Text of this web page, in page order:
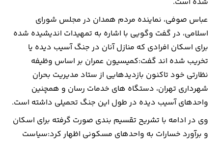
مسکن
اقتصاد
ایران
ارتباطات
خودرو
عمومی
عباس صوفی، نماینده مردم همدان در مجلس شورای
اسلامی، در گفت وگویی با اشاره به تمهیدات اندیشیده شده
برای اسکان افرادی که منازل آنان در جنگ آسیب دیده یا
تخریب شده اند گفت:کمیسیون عمران بر اساس وظیفه
نظارتی خود تاکنون بازدیدهایی از ستاد مدیریت بحران
شهرداری تهران، دستگاه های خدمات رسان و همچنین
واحدهای آسیب دیده در طول این جنگ تحمیلی داشته است.
وی در ادامه با تشریح تقسیم بندی صورت گرفته برای اسکان
و برآورد خسارات به واحدهای مسکونی اظهار کرد:سیاست